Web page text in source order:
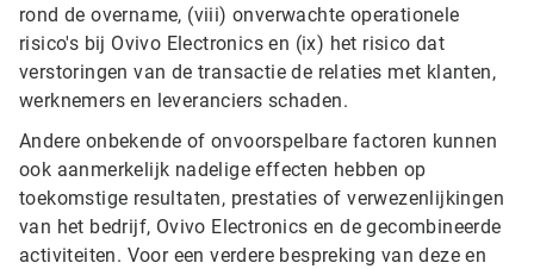
rond de overname, (viii) onverwachte operationele
risico's bij Ovivo Electronics en (ix) het risico dat
verstoringen van de transactie de relaties met klanten,
werknemers en leveranciers schaden.
Andere onbekende of onvoorspelbare factoren kunnen
ook aanmerkelijk nadelige effecten hebben op
toekomstige resultaten, prestaties of verwezenlijkingen
van het bedrijf, Ovivo Electronics en de gecombineerde
activiteiten. Voor een verdere bespreking van deze en